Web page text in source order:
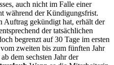
auch nicht im Falle einer
während der Kündigungsfrist.
Auftrag gekündigt hat, erhält der
der tatsächlichen
begrenzt auf 30 Tage im ersten
zweiten bis zum fünften Jahr
dem sechsten Jahr der